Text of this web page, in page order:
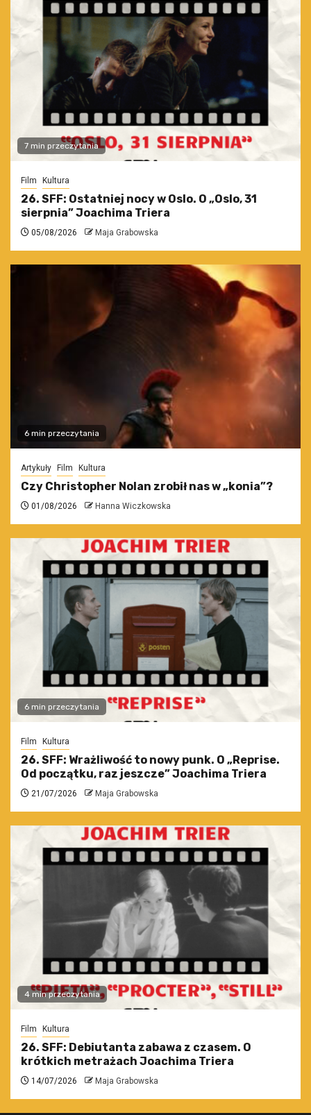
7 min przeczytania
Film Kultura
26. SFF: Ostatniej nocy w Oslo. O „Oslo, 31
sierpnia” Joachima Triera
05/08/2026 Maja Grabowska
6 min przeczytania
Artykuły Film Kultura
Czy Christopher Nolan zrobił nas w „konia”?
01/08/2026 Hanna Wiczkowska
6 min przeczytania
Film Kultura
26. SFF: Wrażliwość to nowy punk. O „Reprise.
Od początku, raz jeszcze” Joachima Triera
21/07/2026 Maja Grabowska
4 min przeczytania
Film Kultura
26. SFF: Debiutanta zabawa z czasem. O
krótkich metrażach Joachima Triera
14/07/2026 Maja Grabowska